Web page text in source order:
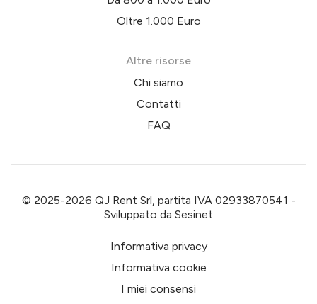
Oltre 1.000 Euro
Altre risorse
Chi siamo
Contatti
FAQ
© 2025-2026 QJ Rent Srl, partita IVA 02933870541 -
Sviluppato da Sesinet
Informativa privacy
Informativa cookie
I miei consensi